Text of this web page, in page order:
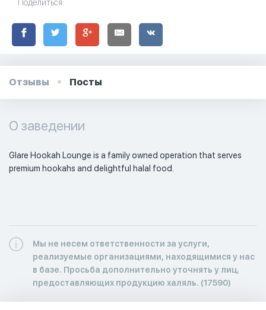
Поделиться:
Отзывы Посты
О заведении
Glare Hookah Lounge is a family owned operation that serves
premium hookahs and delightful halal food.
Мы не несем ответственности за услуги,
реализуемые организациями, находящимися у нас
в базе. Просьба дополнительно уточнять у лиц,
предоставляющих продукцию халяль. (17590)